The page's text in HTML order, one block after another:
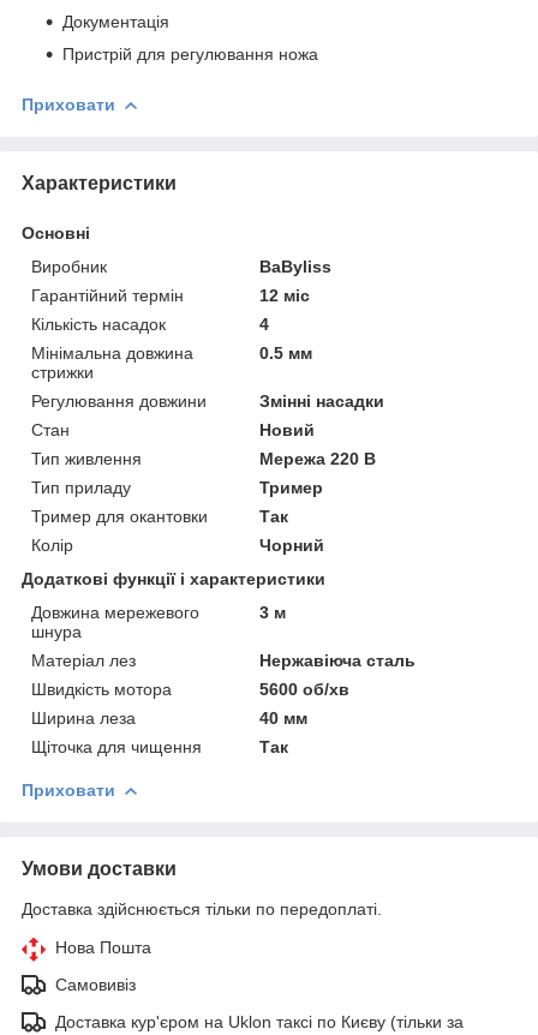
Документація
Пристрій для регулювання ножа
Приховати
Характеристики
Основні
Виробник
BaByliss
Гарантійний термін
12 міс
Кількість насадок
4
Мінімальна довжина
стрижки
0.5 мм
Регулювання довжини
Змінні насадки
Стан
Новий
Тип живлення
Мережа 220 В
Тип приладу
Тример
Тример для окантовки
Так
Колір
Чорний
Додаткові функції і характеристики
Довжина мережевого
шнура
3 м
Матеріал лез
Нержавіюча сталь
Швидкість мотора
5600 об/хв
Ширина леза
40 мм
Щіточка для чищення
Так
Приховати
Умови доставки
Доставка здійснюється тільки по передоплаті.
Нова Пошта
Самовивіз
Доставка кур'єром на Uklon таксі по Києву (тільки за